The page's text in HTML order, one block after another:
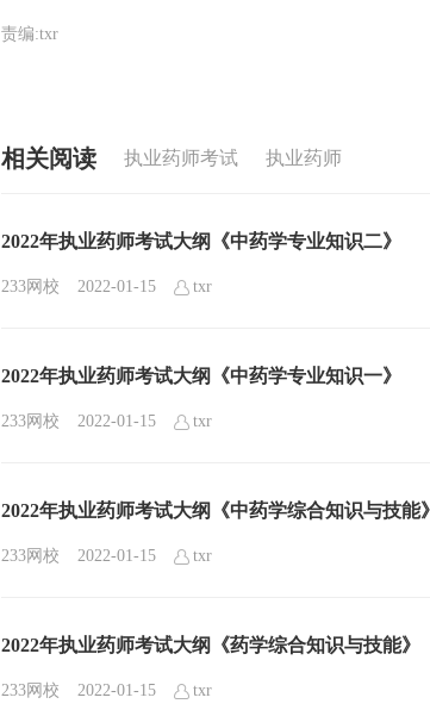
责编:txr
相关阅读 执业药师考试 执业药师
2022年执业药师考试大纲《中药学专业知识二》
233网校 2022-01-15 txr
2022年执业药师考试大纲《中药学专业知识一》
233网校 2022-01-15 txr
2022年执业药师考试大纲《中药学综合知识与技能》
233网校 2022-01-15 txr
2022年执业药师考试大纲《药学综合知识与技能》
233网校 2022-01-15 txr